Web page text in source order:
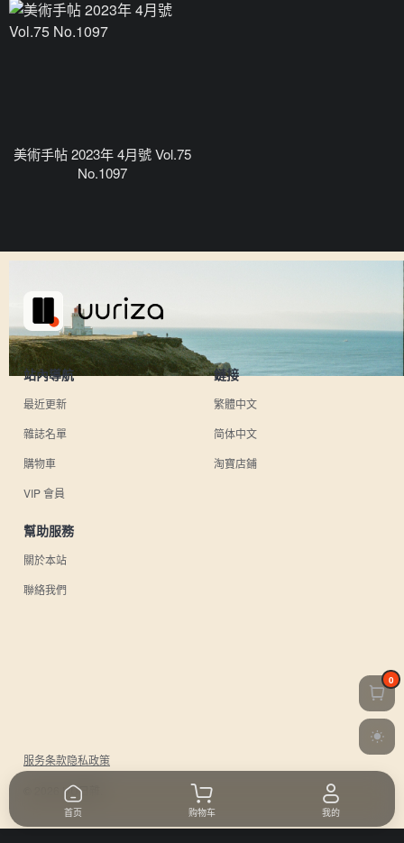
美術手帖 2023年 4月號 Vol.75
No.1097
站內導航
最近更新
雜誌名單
購物車
VIP 會員
鏈接
繁體中文
简体中文
淘寶店鋪
幫助服務
關於本站
聯絡我們
服务条款隐私政策
© 2026 UU日雜.
0
首页 购物车 我的